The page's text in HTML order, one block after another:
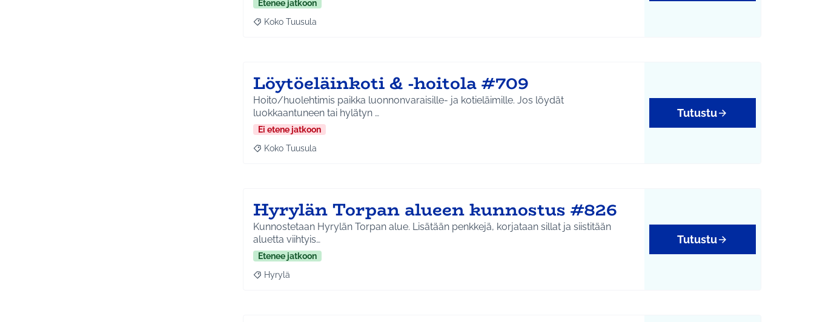
Etenee jatkoon
Rajaa tulokset aihepiirin mukaan: Koko Tuusula
Koko Tuusula
Löytöeläinkoti & -hoitola #709
Hoito/huolehtimis paikka luonnonvaraisille- ja kotieläimille. Jos löydät
luokkaantuneen tai hylätyn …
Ei etene jatkoon
Rajaa tulokset aihepiirin mukaan: Koko Tuusula
Koko Tuusula
Tutustu
Hyrylän Torpan alueen kunnostus #826
Kunnostetaan Hyrylän Torpan alue. Lisätään penkkejä, korjataan sillat ja siistitään
aluetta viihtyis…
Etenee jatkoon
Rajaa tulokset aihepiirin mukaan: Hyrylä
Hyrylä
Tutustu